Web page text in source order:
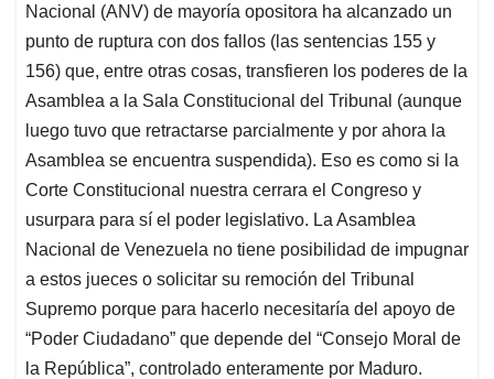
Nacional (ANV) de mayoría opositora ha alcanzado un
punto de ruptura con dos fallos (las sentencias 155 y
156) que, entre otras cosas, transfieren los poderes de la
Asamblea a la Sala Constitucional del Tribunal (aunque
luego tuvo que retractarse parcialmente y por ahora la
Asamblea se encuentra suspendida). Eso es como si la
Corte Constitucional nuestra cerrara el Congreso y
usurpara para sí el poder legislativo. La Asamblea
Nacional de Venezuela no tiene posibilidad de impugnar
a estos jueces o solicitar su remoción del Tribunal
Supremo porque para hacerlo necesitaría del apoyo de
“Poder Ciudadano” que depende del “Consejo Moral de
la República”, controlado enteramente por Maduro.